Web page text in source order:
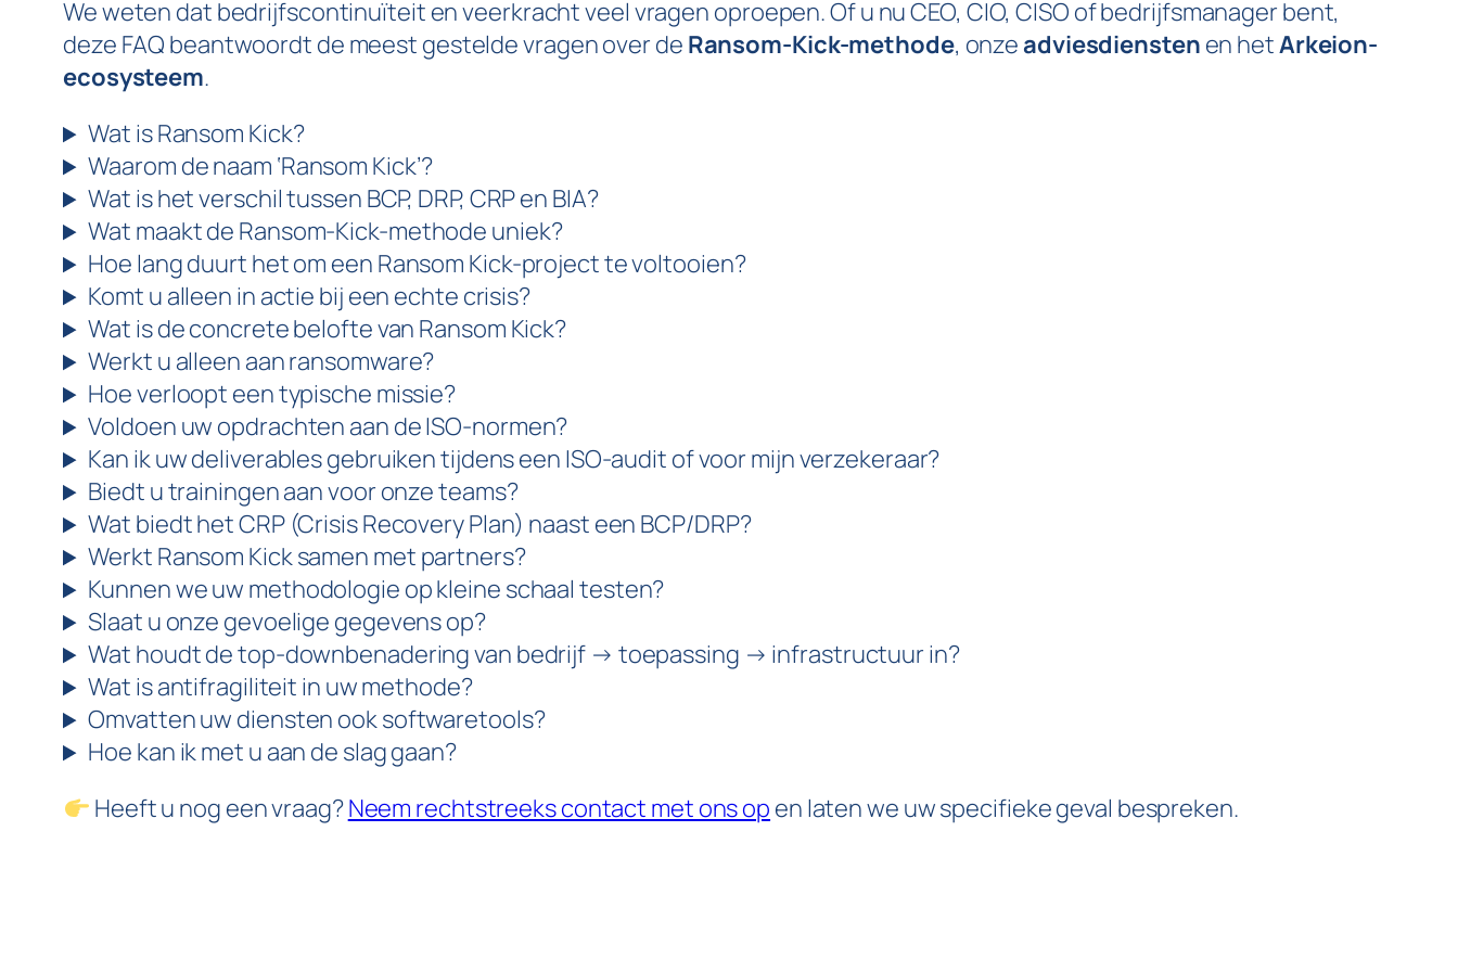
We weten dat bedrijfscontinuïteit en veerkracht veel vragen oproepen. Of u nu CEO, CIO, CISO of bedrijfsmanager bent,
deze FAQ beantwoordt de meest gestelde vragen over de Ransom-Kick-methode, onze adviesdiensten en hetArkeion-
ecosysteem.
Wat is Ransom Kick?
Waarom de naam ‘Ransom Kick’?
Wat is het verschil tussen BCP, DRP, CRP en BIA?
Wat maakt de Ransom-Kick-methode uniek?
Hoe lang duurt het om een Ransom Kick-project te voltooien?
Komt u alleen in actie bij een echte crisis?
Wat is de concrete belofte van Ransom Kick?
Werkt u alleen aan ransomware?
Hoe verloopt een typische missie?
Voldoen uw opdrachten aan de ISO-normen?
Kan ik uw deliverables gebruiken tijdens een ISO-audit of voor mijn verzekeraar?
Biedt u trainingen aan voor onze teams?
Wat biedt het CRP (Crisis Recovery Plan) naast een BCP/DRP?
Werkt Ransom Kick samen met partners?
Kunnen we uw methodologie op kleine schaal testen?
Slaat u onze gevoelige gegevens op?
Wat houdt de top-downbenadering van bedrijf → toepassing → infrastructuur in?
Wat is antifragiliteit in uw methode?
Omvatten uw diensten ook softwaretools?
Hoe kan ik met u aan de slag gaan?
Heeft u nog een vraag?Neem rechtstreeks contact met ons op en laten we uw specifieke geval bespreken.